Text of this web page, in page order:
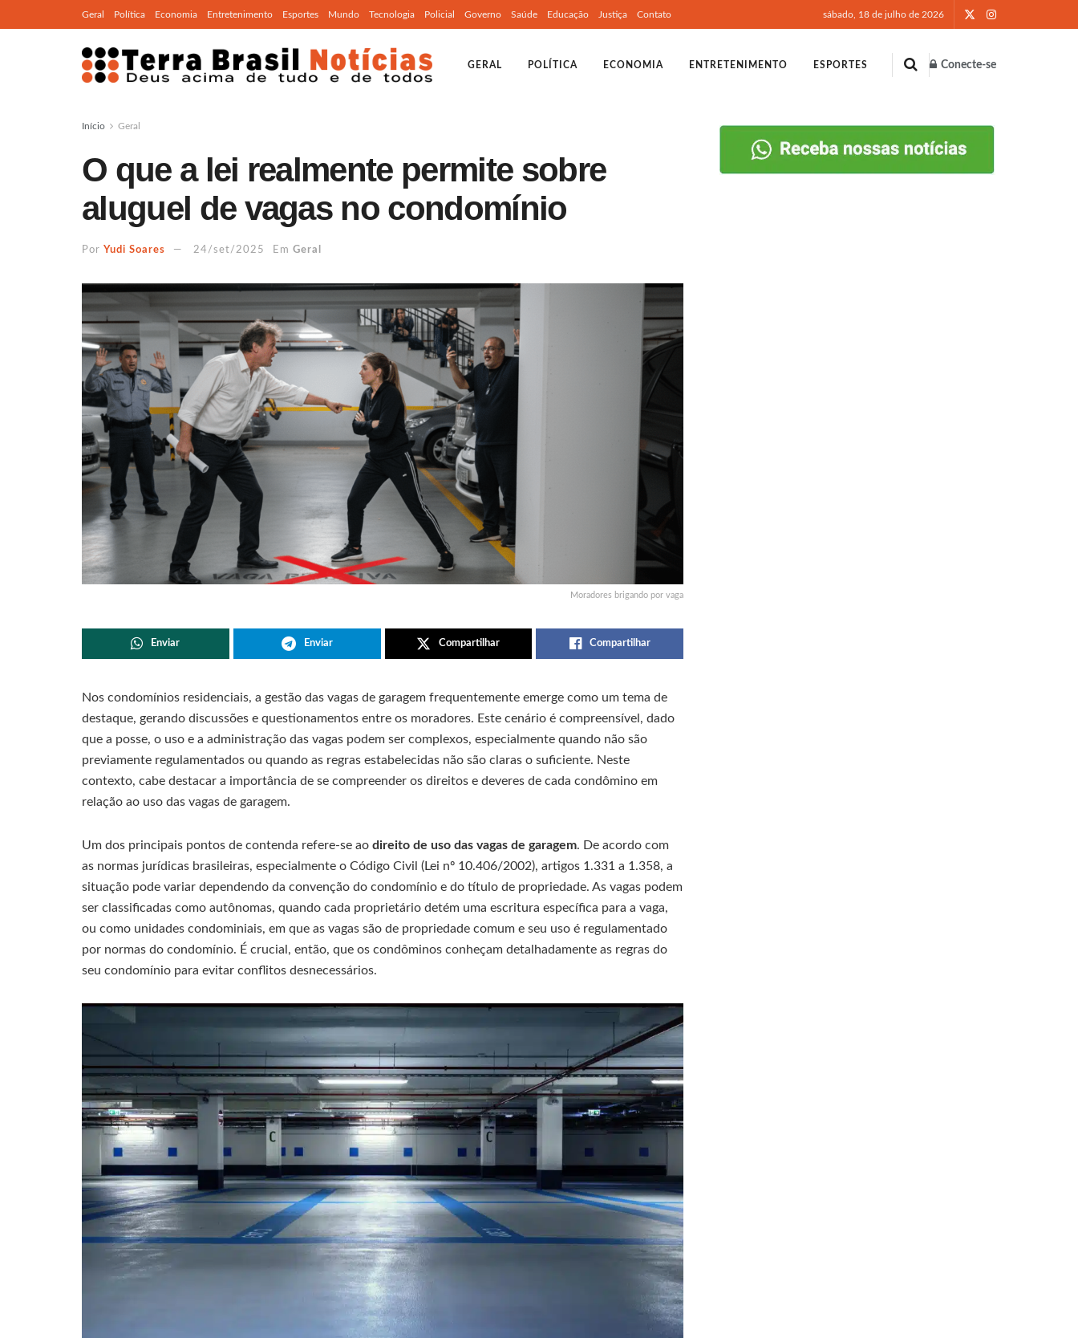
Geral Política Economia Entretenimento Esportes Mundo Tecnologia Policial Governo Saúde Educação Justiça Contato sábado, 18 de julho de 2026
GERAL POLÍTICA ECONOMIA ENTRETENIMENTO ESPORTES Conecte-se
Início Geral
O que a lei realmente permite sobre
aluguel de vagas no condomínio
Por Yudi Soares 24/set/2025 Em Geral
Moradores brigando por vaga
Enviar Enviar Compartilhar Compartilhar
Nos condomínios residenciais, a gestão das vagas de garagem frequentemente emerge como um tema de
destaque, gerando discussões e questionamentos entre os moradores. Este cenário é compreensível, dado
que a posse, o uso e a administração das vagas podem ser complexos, especialmente quando não são
previamente regulamentados ou quando as regras estabelecidas não são claras o suficiente. Neste
contexto, cabe destacar a importância de se compreender os direitos e deveres de cada condômino em
relação ao uso das vagas de garagem.
Um dos principais pontos de contenda refere-se ao direito de uso das vagas de garagem. De acordo com
as normas jurídicas brasileiras, especialmente o Código Civil (Lei nº 10.406/2002), artigos 1.331 a 1.358, a
situação pode variar dependendo da convenção do condomínio e do título de propriedade. As vagas podem
ser classificadas como autônomas, quando cada proprietário detém uma escritura específica para a vaga,
ou como unidades condominiais, em que as vagas são de propriedade comum e seu uso é regulamentado
por normas do condomínio. É crucial, então, que os condôminos conheçam detalhadamente as regras do
seu condomínio para evitar conflitos desnecessários.